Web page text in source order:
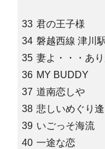
33 君の王子様
34 磐越西線 津川
35 妻よ・・・あり
36 MY BUDDY
37 道南恋しや
38 悲しいめぐり
39 いごっそ海流
40 一途な恋